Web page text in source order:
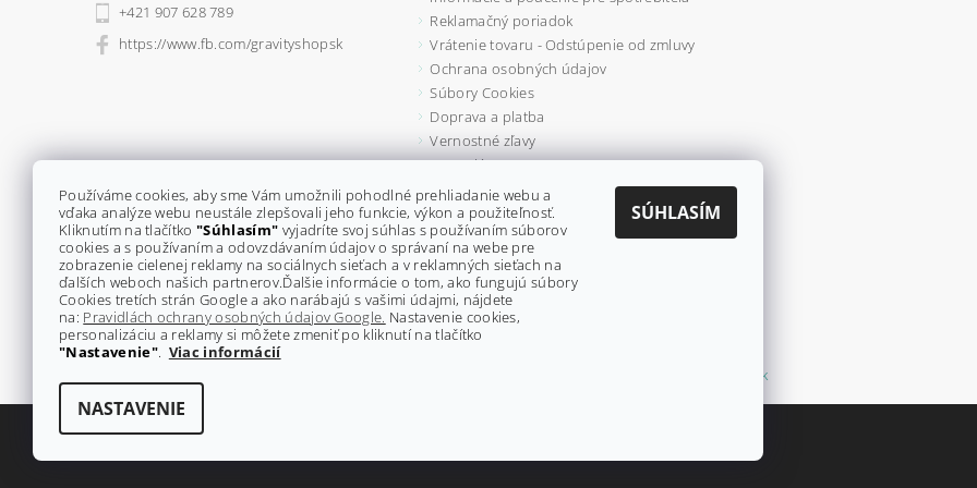
+421 907 628 789
https://www.fb.com/gravityshopsk
Reklamačný poriadok
Vrátenie tovaru - Odstúpenie od zmluvy
Ochrana osobných údajov
Súbory Cookies
Doprava a platba
Vernostné zľavy
Formuláre
Kontakty
Shoptet.sk
Používáme cookies, aby sme Vám umožnili pohodlné prehliadanie webu a
vďaka analýze webu neustále zlepšovali jeho funkcie, výkon a použiteľnosť.
Kliknutím na tlačítko"Súhlasím" vyjadríte svoj súhlas s používaním súborov
cookies a s používaním a odovzdávaním údajov o správaní na webe pre
zobrazenie cielenej reklamy na sociálnych sieťach a v reklamných sieťach na
ďalších weboch našich partnerov.Ďalšie informácie o tom, ako fungujú súbory
Cookies tretích strán Google a ako narábajú s vašimi údajmi, nájdete
na: Pravidlách ochrany osobných údajov Google. Nastavenie cookies,
personalizáciu a reklamy si môžete zmeniť po kliknutí na tlačítko
"Nastavenie". Viac informácií
NASTAVENIE
SÚHLASÍM